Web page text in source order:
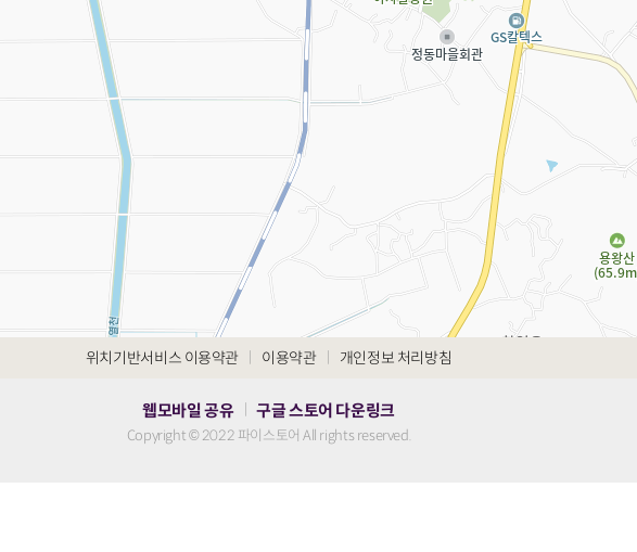
위치기반서비스 이용약관 | 이용약관| 개인정보 처리방침
웹모바일 공유|구글 스토어 다운링크
Copyright © 2022 파이스토어 All rights reserved.